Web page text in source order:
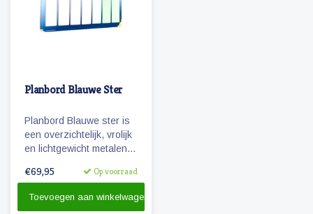
Planbord Blauwe Ster
Planbord Blauwe ster is
een overzichtelijk, vrolijk
en lichtgewicht metalen
(60 x 40 cm). Het bord
week en werkt met
€69,95 Op voorraad
Toevoegen aan winkelwagen